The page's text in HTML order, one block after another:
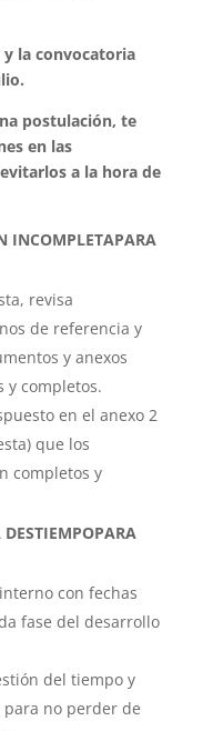
y la convocatoria
postulación, te
en las
a la hora de
INCOMPLETAPARA
revisa
de referencia y
y anexos
y completos.
en el anexo 2
que los
completos y
DESTIEMPOPARA
con fechas
fase del desarrollo
del tiempo y
no perder de